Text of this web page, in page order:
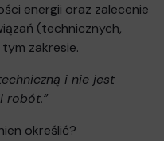
energii oraz zalecenie
(technicznych,
zakresie.
i nie jest
robót.”
określić?